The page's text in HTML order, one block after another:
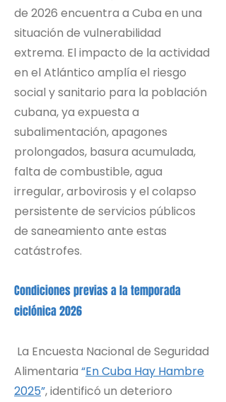
de 2026 encuentra a Cuba en una
situación de vulnerabilidad
extrema. El impacto de la actividad
en el Atlántico amplía el riesgo
social y sanitario para la población
cubana, ya expuesta a
subalimentación, apagones
prolongados, basura acumulada,
falta de combustible, agua
irregular, arbovirosis y el colapso
persistente de servicios públicos
de saneamiento ante estas
catástrofes.
Condiciones previas a la temporada
ciclónica 2026
La Encuesta Nacional de Seguridad
Alimentaria “En Cuba Hay Hambre
2025”, identificó un deterioro